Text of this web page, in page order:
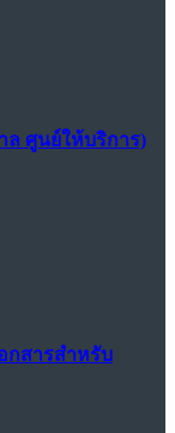
ล ศูนย์ให้บริการ)
กสารสำหรับ